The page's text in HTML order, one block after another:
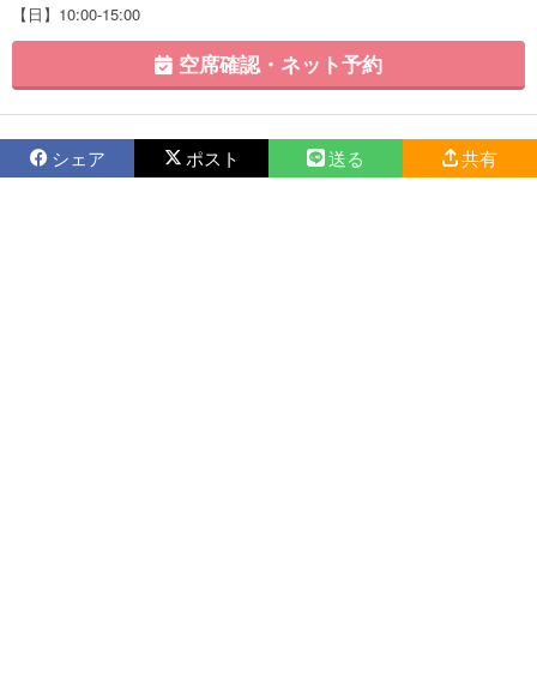
【日】10:00-15:00
空席確認・ネット予約
シェア ポスト 送る 共有